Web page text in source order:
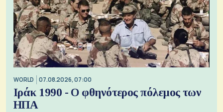
WORLD 07.08.2026, 07:00
Ιράκ 1990 - Ο φθηνότερος πόλεμος των
ΗΠΑ